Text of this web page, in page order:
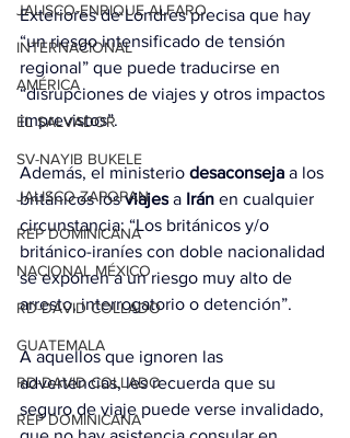
JALISCO-ENRIQUE ALFARO
INTERNACIONAL
AMÉRICA
EL SALVADOR
SV-NAYIB BUKELE
JALISCO-ZAPOPAN
REP DOMINICANA
NACIONAL MÉXICO
RD-DAVID COLLADO
GUATEMALA
RD-DAVID COLLADO
REP DOMINICANA
Exteriores de Londres precisa que hay
“un riesgo intensificado de tensión
regional” que puede traducirse en
“disrupciones de viajes y otros impactos
imprevistos”.
Además, el ministerio desaconseja a los
británicos los viajes a Irán en cualquier
circunstancia: “Los británicos y/o
británico-iraníes con doble nacionalidad
se exponen a un riesgo muy alto de
arresto, interrogatorio o detención”.
A aquellos que ignoren las
advertencias, les recuerda que su
seguro de viaje puede verse invalidado,